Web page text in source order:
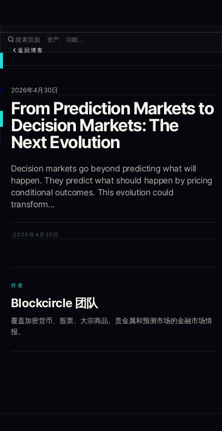
产品
更多
新建交易
登录 注册
返回博客
2026年4月30日
From Prediction Markets to
Decision Markets: The
Next Evolution
Decision markets go beyond predicting what will
happen. They predict what should happen by pricing
conditional outcomes. This evolution could
transform...
· 2026年4月30日
作者
Blockcircle 团队
覆盖加密货币、股票、大宗商品、贵金属和预测市场的金融市场情
报。